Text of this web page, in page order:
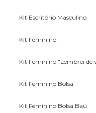
Kit Escritório Masculino
Kit Feminino
Kit Feminino "Lembrei de
Kit Feminino Bolsa
Kit Feminino Bolsa Baú